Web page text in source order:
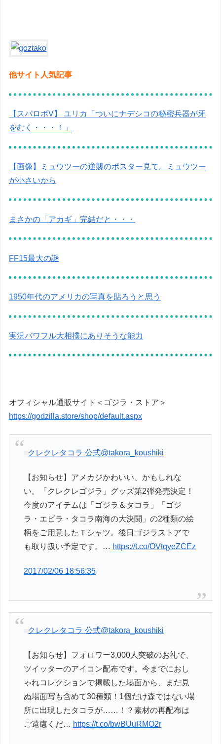
他サイト人気記事
【スパロボV】 ユリカ「ついにナデシコの秘密兵器が牙
をむく・・・！」
【画像】ミュウツーの逆襲のポスター見て。ミュウツー
が小さいから
まさかの「アカギ」完結だと・・・
FF15最大の謎
1950年代のアメリカの写真を貼ろうと思う
実況パワフル大相撲にありそうな能力
オフィシャル通販サイト＜ゴジラ・ストア＞
https://godzilla.store/shop/default.aspx
クレクレタコラ 公式@takora_koushiki
【お知らせ】アメカジかわいい、かもしれな
い。「クレクレゴジラ」グッズ第2弾発売決定！
今度のアイテムは「ゴジラ＆タコラ」「ゴジ
ラ・エビラ・タコラ南海の大決闘」の2種類の絵
柄をご用意したＴシャツ。後日ゴジラストアで
も取り扱い予定です。… https://t.co/OVtqyeZCEz
2017/02/06 18:56:35
クレクレタコラ 公式@takora_koushiki
【お知らせ】フォロワー3,000人突破のお礼で、
ツイッターのアイコン配布です。今までにおし
ゃれコレクションで掲載した場面から、まだ見
ぬ場面写も含めて30種類！1個だけ森ではない場
所に出現したタコラが……！？素材の再配布は
ご遠慮くだ… https://t.co/bwBUuRMO2r